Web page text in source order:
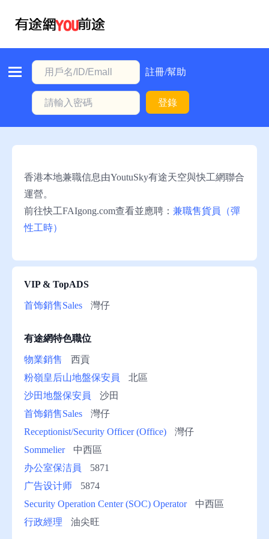
註冊/幫助
登錄
首
本
信
息
註
幫
助
香港本地兼職信息由YoutuSky有途天空與快工網聯合
運營。
前往快工FAIgong.com查看並應聘： 兼職售貨員（彈
性工時）
VIP & TopADS
首饰銷售Sales 灣仔
有途網特色職位
物業銷售
西貢
粉嶺皇后山地盤保安員
北區
沙田地盤保安員
沙田
首饰銷售Sales
灣仔
Receptionist/Security Officer (Office)
灣仔
Sommelier
中西區
办公室保洁員
5871
广告设计师
5874
Security Operation Center (SOC) Operator
中西區
行政經理
油尖旺